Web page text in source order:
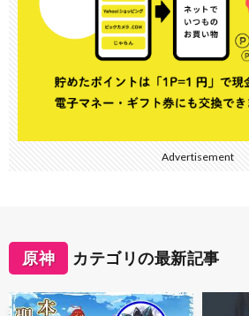
Advertisement
原神 カテゴリの最新記事